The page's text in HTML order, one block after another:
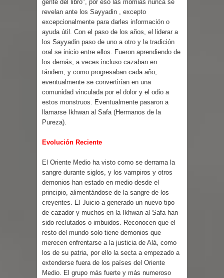
gente del libro", por eso las momias nunca se
revelan ante los Sayyadin , excepto
excepcionalmente para darles información o
ayuda útil. Con el paso de los años, el liderar a
los Sayyadin paso de uno a otro y la tradición
oral se inicio entre ellos. Fueron aprendiendo de
los demás, a veces incluso cazaban en
tándem, y como progresaban cada año,
eventualmente se convertirían en una
comunidad vinculada por el dolor y el odio a
estos monstruos. Eventualmente pasaron a
llamarse Ikhwan al Safa (Hermanos de la
Pureza).
Evolución Reciente
El Oriente Medio ha visto como se derrama la
sangre durante siglos, y los vampiros y otros
demonios han estado en medio desde el
principio, alimentándose de la sangre de los
creyentes. El Juicio a generado un nuevo tipo
de cazador y muchos en la Ikhwan al-Safa han
sido reclutados o imbuidos. Reconocen que el
resto del mundo solo tiene demonios que
merecen enfrentarse a la justicia de Alá, como
los de su patria, por ello la secta a empezado a
extenderse fuera de los países del Oriente
Medio. El grupo más fuerte y más numeroso